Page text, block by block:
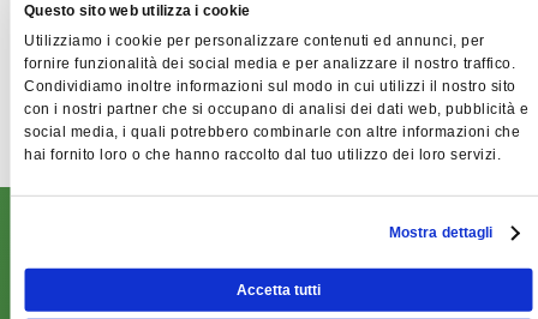
Questo sito web utilizza i cookie
Utilizziamo i cookie per personalizzare contenuti ed annunci, per
fornire funzionalità dei social media e per analizzare il nostro traffico.
Condividiamo inoltre informazioni sul modo in cui utilizzi il nostro sito
con i nostri partner che si occupano di analisi dei dati web, pubblicità e
social media, i quali potrebbero combinarle con altre informazioni che
hai fornito loro o che hanno raccolto dal tuo utilizzo dei loro servizi.
Mostra dettagli
Accetta tutti
Scarica i nostri cataloghi di settore.
Manuale MITOS VT6 AIR
RICHIEDI PREVENTIVO
Scrivici subito, compilando il form qui sotto: verrai
ricontattato da un nostro responsabile il prima possibile!